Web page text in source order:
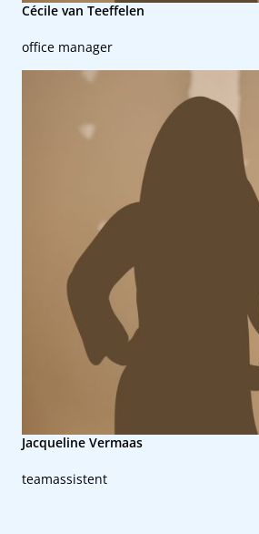
office manager
Cécile van Teeffelen
teamassistent
Jacqueline Vermaas